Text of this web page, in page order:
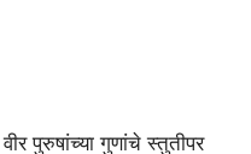
पुरुषांच्या गुणांचे स्तुतीपर